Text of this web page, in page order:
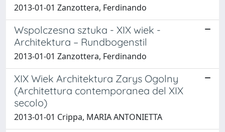
2013-01-01 Zanzottera, Ferdinando
Wspolczesna sztuka - XIX wiek -
Architektura – Rundbogenstil
2013-01-01 Zanzottera, Ferdinando
XIX Wiek Architektura Zarys Ogolny
(Architettura contemporanea del XIX
secolo)
2013-01-01 Crippa, MARIA ANTONIETTA